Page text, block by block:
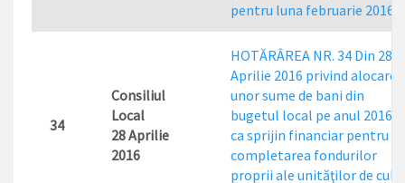
pentru luna februarie 2016
34
Consiliul
Local
28 Aprilie
2016
HOTĂRÂREA NR. 34 Din 28
Aprilie 2016 privind alocarea
unor sume de bani din
bugetul local pe anul 2016,
ca sprijin financiar pentru
completarea fondurilor
proprii ale unităţilor de cult